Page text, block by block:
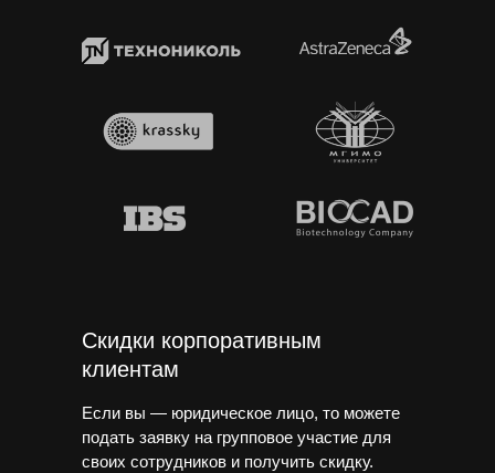
Если вы — юридическое лицо, то можете
подать заявку на групповое участие для
своих сотрудников и получить скидку.
Скидки корпоративным
клиентам